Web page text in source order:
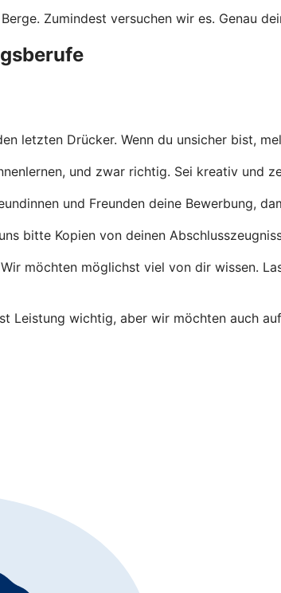
Zumindest versuchen wir es. Genau
letzten Drücker. Wenn du unsicher bist,
und zwar richtig. Sei kreativ und
und Freunden deine Bewerbung,
bitte Kopien von deinen
Wir möchten möglichst viel von dir wissen.
Leistung wichtig, aber wir möchten auch